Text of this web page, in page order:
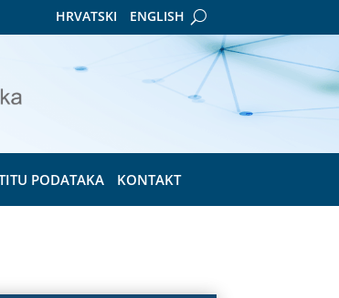
HRVATSKI ENGLISH
PODATAKA KONTAKT